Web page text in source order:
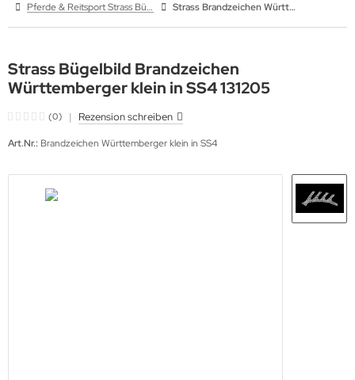
Pferde & Reitsport Strass Bügelbilder – Hotfix Applikationen für Pferdefreunde
Strass Brandzeichen Württemberger klein SS4 – Hotfix Bügelbild
Strass Bügelbild Brandzeichen
Württemberger klein in SS4 131205
(0) | Rezension schreiben
Art.Nr.: Brandzeichen Württemberger klein in SS4